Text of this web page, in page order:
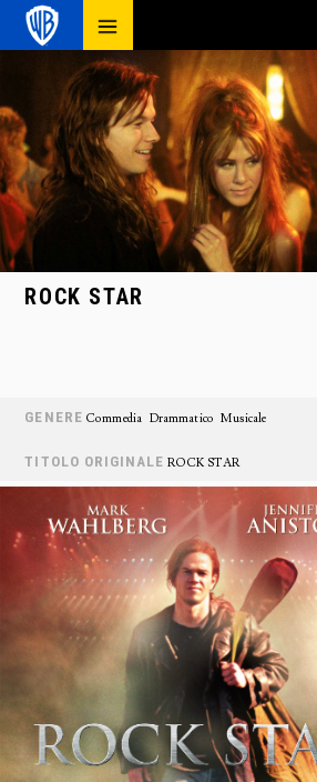
ROCK STAR
GENERE Commedia Drammatico Musicale
TITOLO ORIGINALE ROCK STAR